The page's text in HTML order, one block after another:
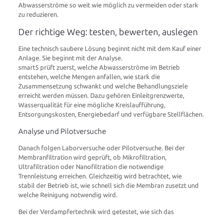
Abwasserströme so weit wie möglich zu vermeiden oder stark
zu reduzieren.
Der richtige Weg: testen, bewerten, auslegen
Eine technisch saubere Lösung beginnt nicht mit dem Kauf einer
Anlage. Sie beginnt mit der Analyse.
smart5 prüft zuerst, welche Abwasserströme im Betrieb
entstehen, welche Mengen anfallen, wie stark die
Zusammensetzung schwankt und welche Behandlungsziele
erreicht werden müssen. Dazu gehören Einleitgrenzwerte,
Wasserqualität für eine mögliche Kreislaufführung,
Entsorgungskosten, Energiebedarf und verfügbare Stellflächen.
Analyse und Pilotversuche
Danach folgen Laborversuche oder Pilotversuche. Bei der
Membranfiltration wird geprüft, ob Mikrofiltration,
Ultrafiltration oder Nanofiltration die notwendige
Trennleistung erreichen. Gleichzeitig wird betrachtet, wie
stabil der Betrieb ist, wie schnell sich die Membran zusetzt und
welche Reinigung notwendig wird.
Bei der Verdampfertechnik wird getestet, wie sich das